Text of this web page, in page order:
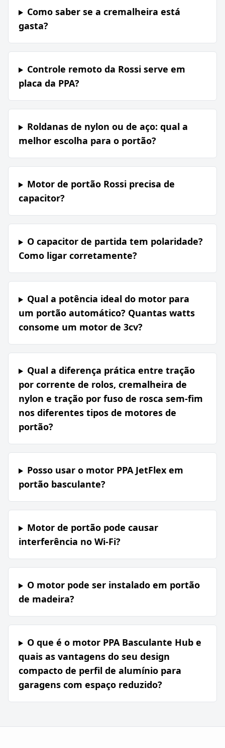
Como saber se a cremalheira está
gasta?
Controle remoto da Rossi serve em
placa da PPA?
Roldanas de nylon ou de aço: qual a
melhor escolha para o portão?
Motor de portão Rossi precisa de
capacitor?
O capacitor de partida tem polaridade?
Como ligar corretamente?
Qual a potência ideal do motor para
um portão automático? Quantas watts
consome um motor de 3cv?
Qual a diferença prática entre tração
por corrente de rolos, cremalheira de
nylon e tração por fuso de rosca sem-fim
nos diferentes tipos de motores de
portão?
Posso usar o motor PPA JetFlex em
portão basculante?
Motor de portão pode causar
interferência no Wi-Fi?
O motor pode ser instalado em portão
de madeira?
O que é o motor PPA Basculante Hub e
quais as vantagens do seu design
compacto de perfil de alumínio para
garagens com espaço reduzido?